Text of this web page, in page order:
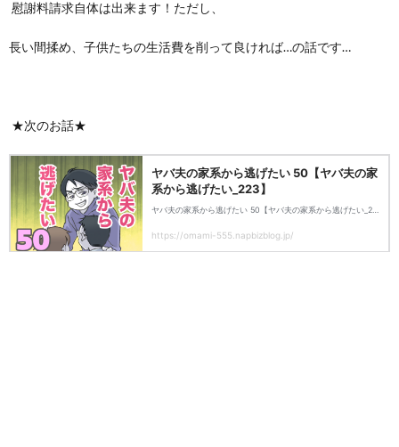
慰謝料請求自体は出来ます！ただし、
長い間揉め、子供たちの生活費を削って良ければ…の話です…
★次のお話★